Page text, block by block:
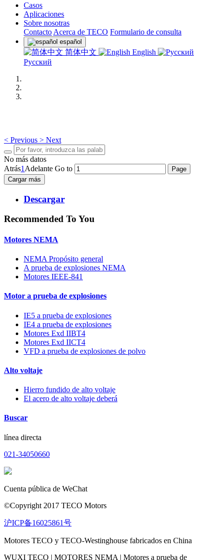
Casos
Aplicaciones
Sobre nosotras
Contacto Acerca de TECO Formulario de consulta
español
简体中文
English
Русский
< Previous > Next
No más datos
Atrás1 Adelante Go to
Cargar más
Descargar
Recommended To You
Motores NEMA
NEMA Propósito general
A prueba de explosiones NEMA
Motores IEEE-841
Motor a prueba de explosiones
IE5 a prueba de explosiones
IE4 a prueba de explosiones
Motores Exd IIBT4
Motores Exd IICT4
VFD a prueba de explosiones de polvo
Alto voltaje
Hierro fundido de alto voltaje
El acero de alto voltaje deberá
Buscar
línea directa
021-34050660
Cuenta pública de WeChat
©Copyright 2017 TECO Motors
沪ICP备16025861号
Motores TECO y TECO-Westinghouse fabricados en China
WUXI TECO | MOTORES NEMA | Motores a prueba de